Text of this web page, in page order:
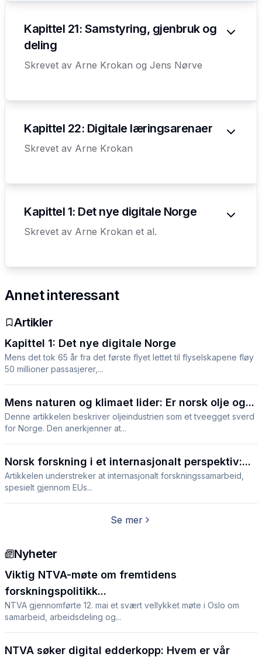
Kapittel 21: Samstyring, gjenbruk og
deling
Skrevet av Arne Krokan og Jens Nørve
Kapittel 22: Digitale læringsarenaer
Skrevet av Arne Krokan
Kapittel 1: Det nye digitale Norge
Skrevet av Arne Krokan et al.
Annet interessant
Artikler
Kapittel 1: Det nye digitale Norge
Mens det tok 65 år fra det første flyet lettet til flyselskapene fløy
50 millioner passasjerer,...
Mens naturen og klimaet lider: Er norsk olje og...
Denne artikkelen beskriver oljeindustrien som et tveegget sverd
for Norge. Den anerkjenner at...
Norsk forskning i et internasjonalt perspektiv:...
Artikkelen understreker at internasjonalt forskningssamarbeid,
spesielt gjennom EUs...
Se mer
Nyheter
Viktig NTVA-møte om fremtidens
forskningspolitikk...
NTVA gjennomførte 12. mai et svært vellykket møte i Oslo om
samarbeid, arbeidsdeling og...
NTVA søker digital edderkopp: Hvem er vår